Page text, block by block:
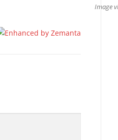
Image